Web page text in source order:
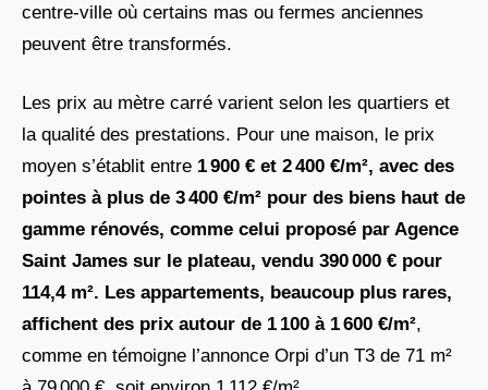
centre-ville où certains mas ou fermes anciennes
peuvent être transformés.
Les prix au mètre carré varient selon les quartiers et
la qualité des prestations. Pour une maison, le prix
moyen s’établit entre 1 900 € et 2 400 €/m², avec des
pointes à plus de 3 400 €/m² pour des biens haut de
gamme rénovés, comme celui proposé par Agence
Saint James sur le plateau, vendu 390 000 € pour
114,4 m². Les appartements, beaucoup plus rares,
affichent des prix autour de 1 100 à 1 600 €/m²,
comme en témoigne l’annonce Orpi d’un T3 de 71 m²